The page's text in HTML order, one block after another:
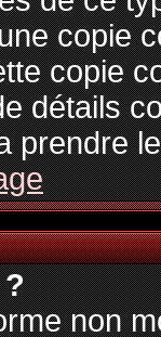
copie
copie
détails
prendre
non